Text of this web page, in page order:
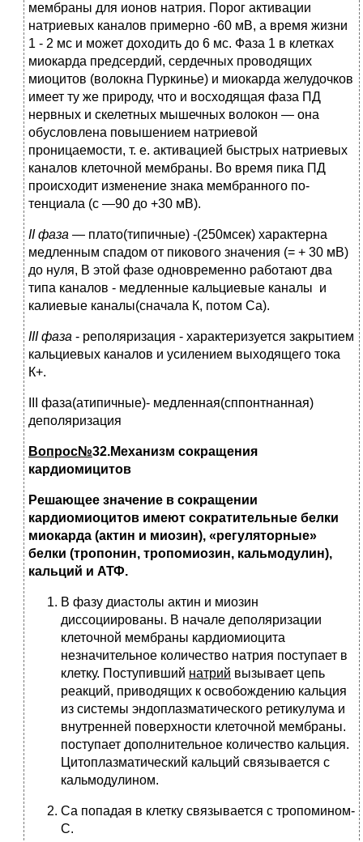
мембраны для ионов натрия. Порог активации
натриевых каналов примерно -60 мВ, а время жизни
1 - 2 мс и может доходить до 6 мс. Фаза 1 в клетках
миокарда предсердий, сердечных проводящих
миоцитов (волокна Пуркинье) и миокарда желудочков
имеет ту же природу, что и восходящая фаза ПД
нервных и скелетных мышечных волокон — она
обусловлена повышением натриевой
проницаемости, т. е. активацией быстрых натриевых
каналов клеточной мембраны. Во время пика ПД
происходит изменение знака мембранного по­
тенциала (с —90 до +30 мВ).
II фаза — плато(типичные) -(250мсек) характерна
медленным спадом от пикового значения (= + 30 мВ)
до нуля, В этой фазе одновременно работают два
типа каналов - медленные кальциевые каналы и
калиевые каналы(сначала К, потом Са).
III фаза - реполяризация - характеризуется закрытием
кальциевых каналов и усилением выходящего тока
К+.
III фаза(атипичные)- медленная(сппонтнанная)
деполяризация
Вопрос№32.Механизм сокращения
кардиомицитов
Решающее значение в сокращении
кардиомиоцитов имеют сократительные белки
миокарда (актин и миозин), «регуляторные»
белки (тропонин, тропомиозин, кальмодулин),
кальций и АТФ.
В фазу диастолы актин и миозин
диссоциированы. В начале деполяризации
клеточной мембраны кардиомиоцита
незначительное количество натрия поступает в
клетку. Поступивший натрий вызывает цепь
реакций, приводящих к освобождению кальция
из системы эндоплазматического ретикулума и
внутренней поверхности клеточной мембраны.
поступает дополнительное количество кальция.
Цитоплазматический кальций связывается с
кальмодулином.
Ca попадая в клетку связывается с тропомином-
C.